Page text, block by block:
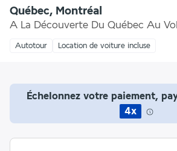
Québec, Montréal
A La Découverte Du Québec Au
Autotour Location de voiture incluse
Échelonnez votre paiement,
4x